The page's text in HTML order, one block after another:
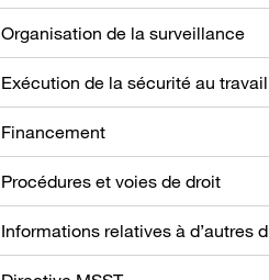
Organisation de la surveillance
Exécution de la sécurité au travail
Financement
Procédures et voies de droit